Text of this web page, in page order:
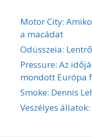
Motor City:
a macádat
Odüsszeia:
Pressure: Az
mondott Európa
Smoke: Dennis
Veszélyes